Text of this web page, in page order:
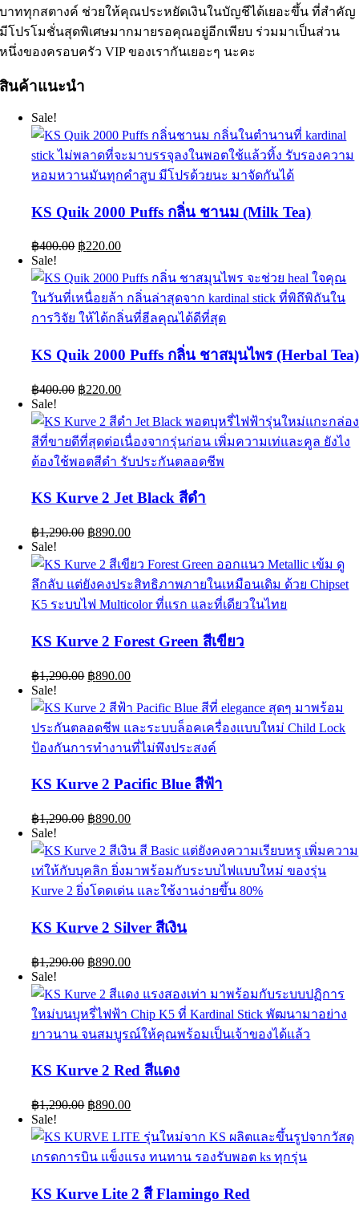
บาททุกสตางค์ ช่วยให้คุณประหยัดเงินในบัญชีได้เยอะขึ้น ที่สำคัญ
มีโปรโมชั่นสุดพิเศษมากมายรอคุณอยู่อีกเพียบ ร่วมมาเป็นส่วน
หนึ่งของครอบครัว VIP ของเรากันเยอะๆ นะคะ
สินค้าแนะนำ
Sale!
KS Quik 2000 Puffs กลิ่น ชานม (Milk Tea)
฿400.00 Original
was:
฿400.00.
฿220.00Current
is:
฿220.00.
Sale!
KS Quik 2000 Puffs กลิ่น ชาสมุนไพร (Herbal Tea)
฿400.00 Original
was:
฿400.00.
฿220.00Current
is:
฿220.00.
Sale!
KS Kurve 2 Jet Black สีดำ
฿1,290.00 Original
was:
฿1,290.00.
฿890.00Current
is:
฿890.00.
Sale!
KS Kurve 2 Forest Green สีเขียว
฿1,290.00 Original
was:
฿1,290.00.
฿890.00Current
is:
฿890.00.
Sale!
KS Kurve 2 Pacific Blue สีฟ้า
฿1,290.00 Original
was:
฿1,290.00.
฿890.00Current
is:
฿890.00.
Sale!
KS Kurve 2 Silver สีเงิน
฿1,290.00 Original
was:
฿1,290.00.
฿890.00Current
is:
฿890.00.
Sale!
KS Kurve 2 Red สีแดง
฿1,290.00 Original
was:
฿1,290.00.
฿890.00Current
is:
฿890.00.
Sale!
KS Kurve Lite 2 สี Flamingo Red